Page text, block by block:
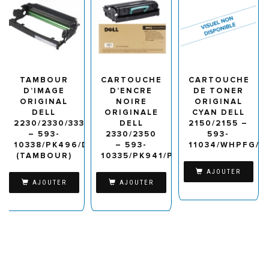
TAMBOUR
D’IMAGE
ORIGINAL
DELL
2230/2330/3330DN/3333DN/3335DN
– 593-
10338/PK496/DM631
(TAMBOUR)
AJOUTER
CARTOUCHE
D’ENCRE
NOIRE
ORIGINALE
DELL
2330/2350
– 593-
10335/PK941/PK937/RR700
AJOUTER
CARTOUCHE
DE TONER
ORIGINAL
CYAN DELL
2150/2155 –
593-
11034/WHPFG/
AJOUTER